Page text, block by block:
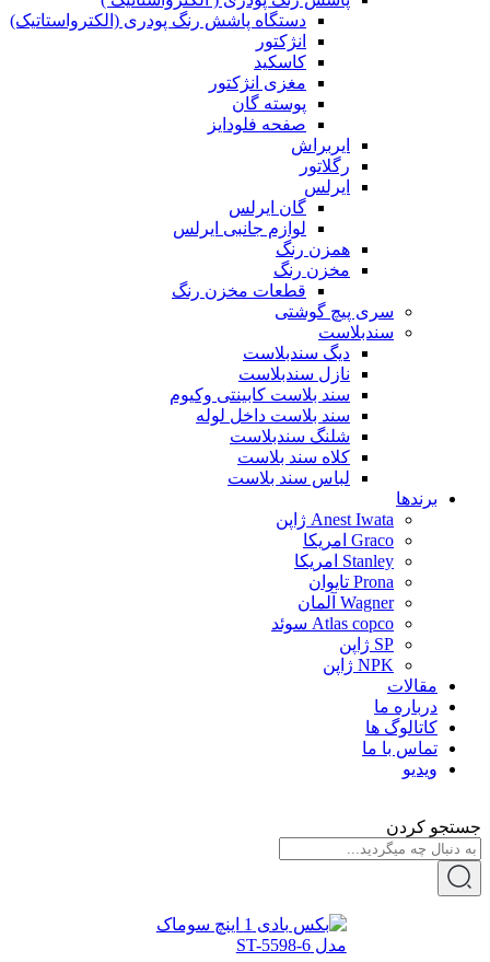
دستگاه پاشش رنگ پودری (الکترواستاتیک)
انژکتور
کاسکید
مغزی انژکتور
پوسته گان
صفحه فلودایز
ایربراش
رگلاتور
ایرلس
گان ایرلس
لوازم جانبی ایرلس
همزن رنگ
مخزن رنگ
قطعات مخزن رنگ
سری پیچ گوشتی
سندبلاست
دیگ سندبلاست
نازل سندبلاست
سند بلاست کابینتی وکیوم
سند بلاست داخل لوله
شلنگ سندبلاست
کلاه سند بلاست
لباس سند بلاست
برندها
Anest Iwata ژاپن
Graco امریکا
Stanley امریکا
Prona تایوان
Wagner آلمان
Atlas copco سوئد
SP ژاپن
NPK ژاپن
مقالات
درباره ما
کاتالوگ ها
تماس با ما
ویدیو
جستجو کردن